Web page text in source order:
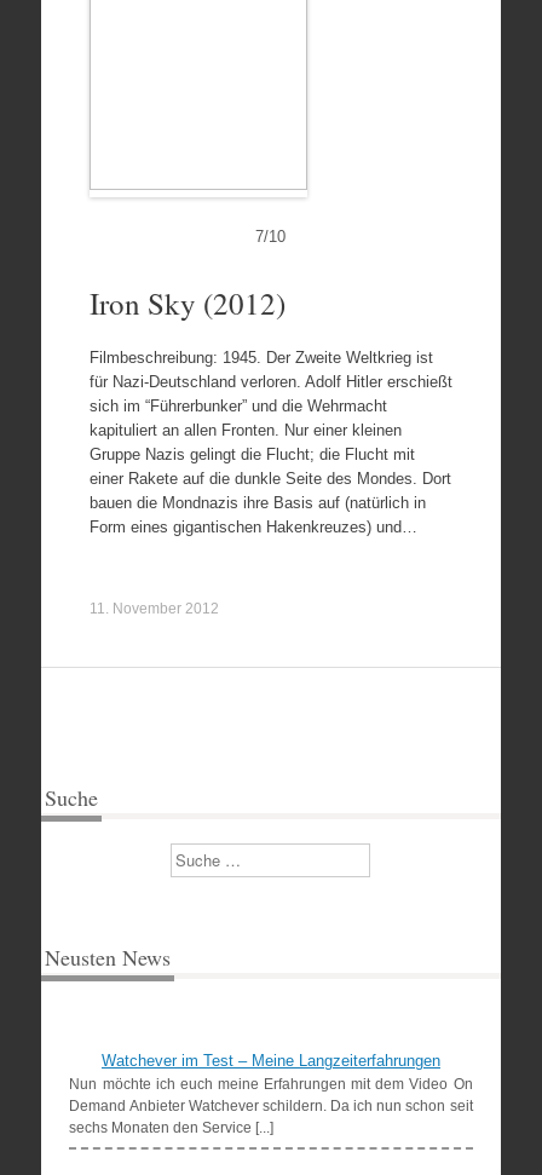
7/10
Iron Sky (2012)
Filmbeschreibung: 1945. Der Zweite Weltkrieg ist
für Nazi-Deutschland verloren. Adolf Hitler erschießt
sich im “Führerbunker” und die Wehrmacht
kapituliert an allen Fronten. Nur einer kleinen
Gruppe Nazis gelingt die Flucht; die Flucht mit
einer Rakete auf die dunkle Seite des Mondes. Dort
bauen die Mondnazis ihre Basis auf (natürlich in
Form eines gigantischen Hakenkreuzes) und…
11. November 2012
Suche
Suchen
Neusten News
Watchever im Test – Meine Langzeiterfahrungen
Nun möchte ich euch meine Erfahrungen mit dem Video On
Demand Anbieter Watchever schildern. Da ich nun schon seit
sechs Monaten den Service [...]